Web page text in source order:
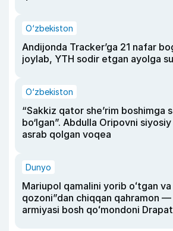
O‘zbekiston
Andijonda Tracker’ga 21 nafar
joylab, YTH sodir etgan ayolga
O‘zbekiston
“Sakkiz qator she’rim boshimga
bo‘lgan”. Abdulla Oripovni
asrab qolgan voqea
Dunyo
Mariupol qamalini yorib oʻtgan
qozoni”dan chiqqan qahramon —
armiyasi bosh qoʻmondoni